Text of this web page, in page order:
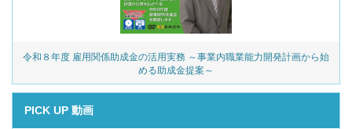
令和８年度 雇用関係助成金の活用実務 ～事業内職業能力開発計画から始
める助成金提案～
PICK UP 動画